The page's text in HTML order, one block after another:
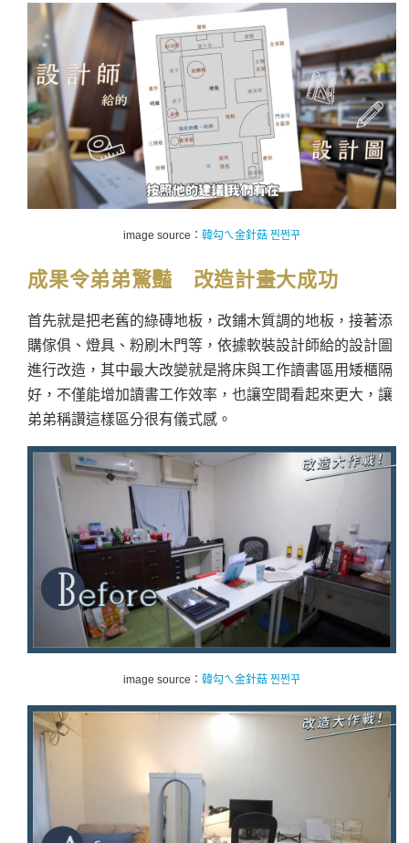
image source： 韓勾ㄟ金針菇 찐쩐꾸
成果令弟弟驚豔 改造計畫大成功
首先就是把老舊的綠磚地板，改鋪木質調的地板，接著添
購傢俱、燈具、粉刷木門等，依據軟裝設計師給的設計圖
進行改造，其中最大改變就是將床與工作讀書區用矮櫃隔
好，不僅能增加讀書工作效率，也讓空間看起來更大，讓
弟弟稱讚這樣區分很有儀式感。
image source： 韓勾ㄟ金針菇 찐쩐꾸